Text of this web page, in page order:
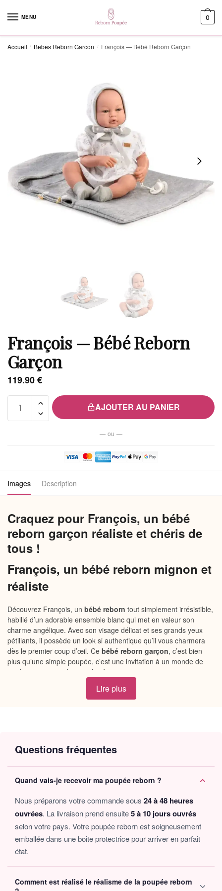
MENU 0
Accueil / Bebes Reborn Garcon / François — Bébé Reborn Garçon
François — Bébé Reborn
Garçon
119.90€
AJOUTER AU PANIER
— ou —
Images Description
Craquez pour François, un bébé
reborn garçon réaliste et chéris de
tous !
François, un bébé reborn mignon et
réaliste
Découvrez François, un bébé reborn tout simplement irrésistible,
habillé d’un adorable ensemble blanc qui met en valeur son
charme angélique. Avec son visage délicat et ses grands yeux
pétillants, il possède un look si authentique qu’il vous charmera
dès le premier coup d’œil. Ce bébé reborn garçon, c’est bien
plus qu’une simple poupée, c’est une invitation à un monde de
tendres moments de complicité.
nouveau poupon reborn
l’occasion de créer une véritable relation attachante. Servez-lui
devient un moment magique rempli de sentiments et de souvenirs
précieux.
Pourquoi choisir notre bébé reborn
François
Taille :46cm, parfait pour des câlins à volonté.
Matière :Tête et 3/4 bras et jambes en mélange de
vinyle et silicone, tandis que son corps en tissus est
toucher.
Accessoires :Inclus comme sur la photo, pour
Lire plus
Questions fréquentes
Quand vais-je recevoir ma poupée reborn ?
Nous préparons votre commande sous 24 à 48 heures
ouvrées. La livraison prend ensuite5 à 10 jours ouvrés
selon votre pays. Votre poupée reborn est soigneusement
emballée dans une boite protectrice pour arriver en parfait
état.
Comment est réalisé le réalisme de la poupée reborn